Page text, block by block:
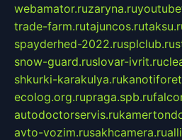
webamator.ruzaryna.ru
trade-farm.rutajuncos.ru
spayderhed-2022.rusplclub.ru
snow-guard.ruslovar-ivrit.ru
shkurki-karakulya.ru
ecolog.org.rupraga.spb.ru
autodoctorservis.ru
avto-vozim.rusakhcamera.ru